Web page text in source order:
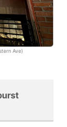
Ave)